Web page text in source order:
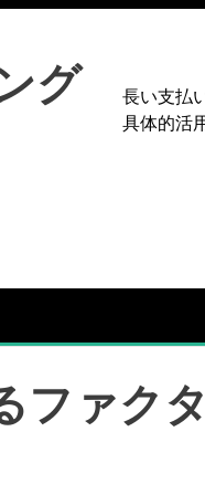
グ
長い支払
具体的活
ファク